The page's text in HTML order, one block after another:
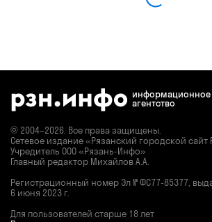
информационное
агентство
© 2004–2026. Все права защищены.
Сетевое издание «Рязанский городской сайт
Учредитель ООО «Рязань-Инфо»
Главный редактор Михайлов А.А.
Регистрационный номер Эл № ФС77-85377,
6 июня 2023 г.
Для пользователей старше 18 лет